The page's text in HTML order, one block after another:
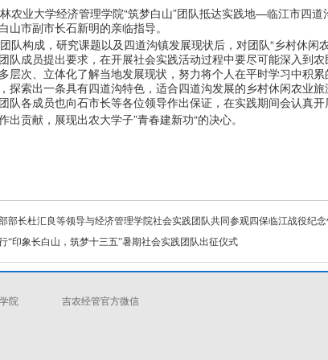
农业大学经济管理学院“筑梦白山”团队抵达实践地—临江市四道
山市副市长石新明的亲临指导。
队构成，研究课题以及四道沟镇发展现状后，对团队“乡村休闲
队成员提出要求，在开展社会实践活动过程中要尽可能深入到
层次、立体化了解当地发展现状，努力将个人在平时学习中积
探索出一条具有四道沟特色，适合四道沟发展的乡村休闲农业
团队各成员也向石市长等各位领导作出保证，在实践期间会认真
出贡献，展现出农大学子”青春建新功“的决心。
部长杜汇良等领导与经济管理学院社会实践团队共同参观四保临江战役纪
“印象长白山，筑梦十三五”暑期社会实践团队出征仪式
院 吉农经管官方微信